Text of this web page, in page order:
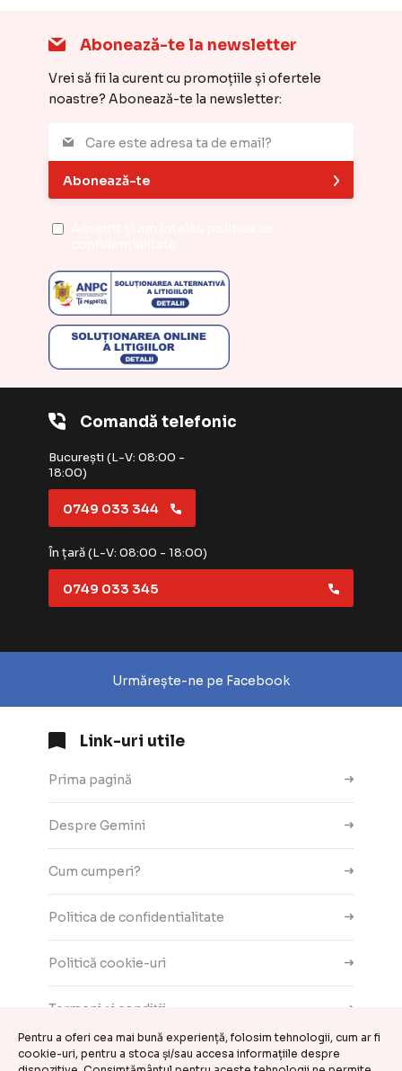
Pentru a oferi cea mai bună experiență, folosim tehnologii, cum ar fi
cookie-uri, pentru a stoca și/sau accesa informațiile despre
Comandă telefonic
București (L-V: 08:00 -
18:00)
0749 033 344
În țară (L-V: 08:00 - 18:00)
0749 033 345
Urmărește-ne pe Facebook
Link-uri utile
Prima pagină
Despre Gemini
Cum cumperi?
Politica de confidentialitate
Politică cookie-uri
Termeni și condiții
Contact
Abonează-te la newsletter
Vrei să fii la curent cu promoțiile și ofertele
noastre? Abonează-te la newsletter:
Abonează-te